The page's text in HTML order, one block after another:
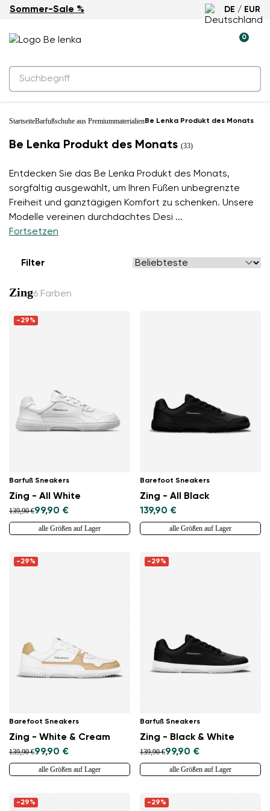
Sommer-Sale % DE / EUR
0
StartseiteBarfußschuhe aus PremiummaterialienBe Lenka Produkt des Monats
Be Lenka Produkt des Monats (33)
Entdecken Sie das Be Lenka Produkt des Monats,
sorgfältig ausgewählt, um Ihren Füßen unbegrenzte
Freiheit und ganztägigen Komfort zu schenken. Unsere
Modelle vereinen durchdachtes Desi ...
Fortsetzen
Filter
Zing6 Farben
-29%
Barfuß Sneakers
Zing - All White
139,90 €99,90 €
alle Größen auf Lager
Barefoot Sneakers
Zing - All Black
139,90 €
alle Größen auf Lager
-29%
Barefoot Sneakers
Zing - White & Cream
139,90 €99,90 €
alle Größen auf Lager
-29%
Barfuß Sneakers
Zing - Black & White
139,90 €99,90 €
alle Größen auf Lager
-29% -29%